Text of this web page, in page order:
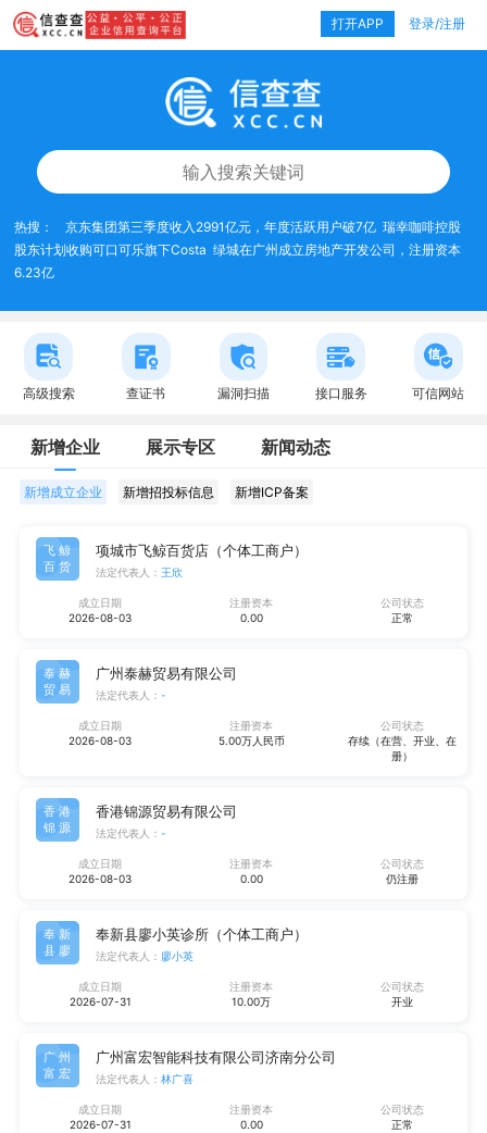
打开APP 登录/注册
热搜： 京东集团第三季度收入2991亿元，年度活跃用户破7亿 瑞幸咖啡控股
股东计划收购可口可乐旗下Costa 绿城在广州成立房地产开发公司，注册资本
6.23亿
高级搜索 查证书 漏洞扫描 接口服务 可信网站
新增企业 展示专区 新闻动态
新增成立企业 新增招投标信息 新增ICP备案
飞鲸
百货
项城市飞鲸百货店（个体工商户）
法定代表人： 王欣
成立日期
2026-08-03
注册资本
0.00
公司状态
正常
泰赫
贸易
广州泰赫贸易有限公司
法定代表人： -
成立日期
2026-08-03
注册资本
5.00万人民币
公司状态
存续（在营、开业、在
册）
香港
锦源
香港锦源贸易有限公司
法定代表人： -
成立日期
2026-08-03
注册资本
0.00
公司状态
仍注册
奉新
县廖
奉新县廖小英诊所（个体工商户）
法定代表人： 廖小英
成立日期
2026-07-31
注册资本
10.00万
公司状态
开业
广州
富宏
广州富宏智能科技有限公司济南分公司
法定代表人： 林广喜
成立日期
2026-07-31
注册资本
0.00
公司状态
正常